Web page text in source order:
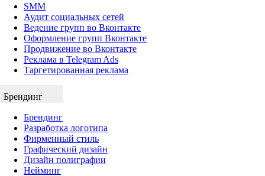
SMM
Аудит социальных сетей
Ведение групп во Вконтакте
Оформление групп Вконтакте
Продвижение во Вконтакте
Реклама в Telegram Ads
Таргетированная реклама
Брендинг
Брендинг
Разработка логотипа
Фирменный стиль
Графический дизайн
Дизайн полиграфии
Нейминг